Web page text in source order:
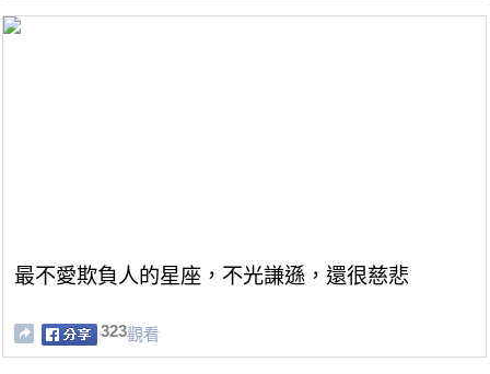
最不愛欺負人的星座，不光謙遜，還很慈悲
323觀看